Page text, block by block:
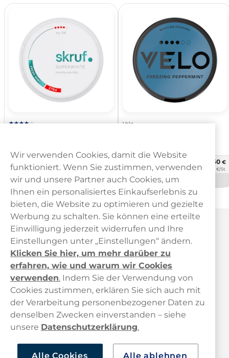
10 -Pack
5,89 €/St.
Nicht auf Lager
Velo
10 -Pack 63,60 €
6,36 €/St.
Nicht auf Lager
Haypp Österreich
Kundendienst
Wir verwenden Cookies, damit die Website
funktioniert. Wenn Sie zustimmen, verwenden
wir und unsere Partner auch Cookies, um
Ihnen ein personalisiertes Einkaufserlebnis zu
bieten, die Website zu optimieren und gezielte
Werbung zu schalten. Sie können eine erteilte
Einwilligung jederzeit widerrufen und Ihre
Einstellungen unter „Einstellungen“ ändern.
Klicken Sie hier, um mehr darüber zu
erfahren, wie und warum wir Cookies
verwenden. Indem Sie der Verwendung von
Cookies zustimmen, erklären Sie sich auch mit
der Verarbeitung personenbezogener Daten zu
denselben Zwecken einverstanden – siehe
unsere Datenschutzerklärung.
Alle Cookies Alle ablehnen